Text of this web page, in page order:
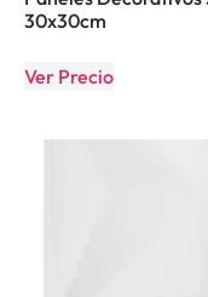
30x30cm
Ver Precio